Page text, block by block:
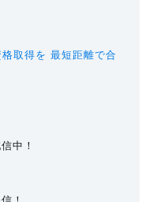
取得を 最短距離で合
中！